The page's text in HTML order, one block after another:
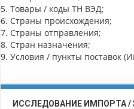
5. Товары / коды ТН ВЭД;
6. Страны происхождения;
7. Страны отправления;
8. Стран назначения;
9. Условия / пункты поставок
ИССЛЕДОВАНИЕ ИМПОРТА /